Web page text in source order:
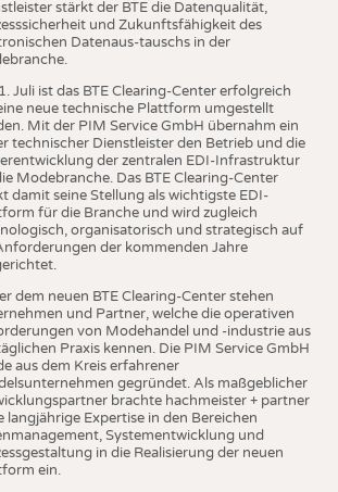
stärkt der BTE die Datenqualität,
und Zukunftsfähigkeit des
Datenaus-tauschs in der
Juli ist das BTE Clearing-Center erfolgreich
neue technische Plattform umgestellt
Mit der PIM Service GmbH übernahm ein
technischer Dienstleister den Betrieb und die
der zentralen EDI-Infrastruktur
Modebranche. Das BTE Clearing-Center
damit seine Stellung als wichtigste EDI-
für die Branche und wird zugleich
organisatorisch und strategisch auf
der kommenden Jahre
dem neuen BTE Clearing-Center stehen
und Partner, welche die operativen
von Modehandel und -industrie aus
Praxis kennen. Die PIM Service GmbH
aus dem Kreis erfahrener
gegründet. Als maßgeblicher
brachte hachmeister + partner
langjährige Expertise in den Bereichen
Systementwicklung und
in die Realisierung der neuen
ein.